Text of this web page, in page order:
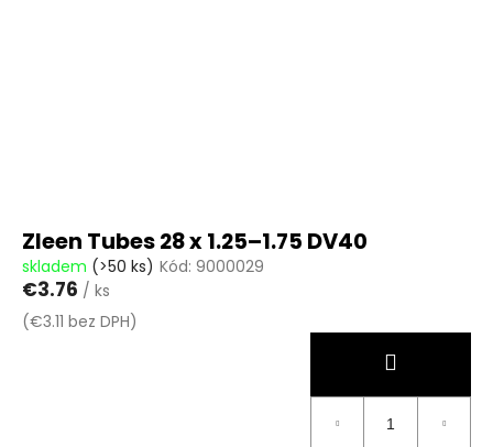
Zleen Tubes 28 x 1.25–1.75 DV40
skladem (>50 ks) Kód: 9000029
€3.76 / ks
(€3.11 bez DPH)